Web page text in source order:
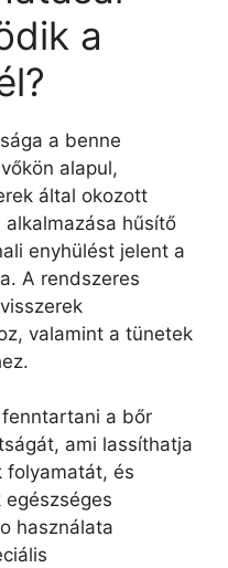
a
a benne
alapul,
által okozott
hűsítő
enyhülést jelent a
A rendszeres
valamint a tünetek
a bőr
ami lassíthatja
folyamatát, és
használata